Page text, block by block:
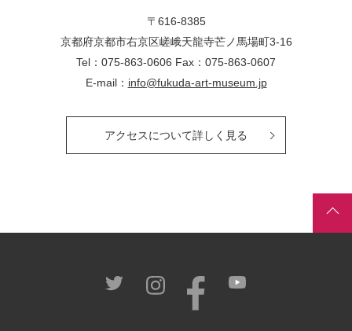
〒616-8385
京都府京都市右京区嵯峨天龍寺芒ノ馬場町3-16
Tel：075-863-0606 Fax：075-863-0607
E-mail： info@fukuda-art-museum.jp
アクセスについて詳しく見る